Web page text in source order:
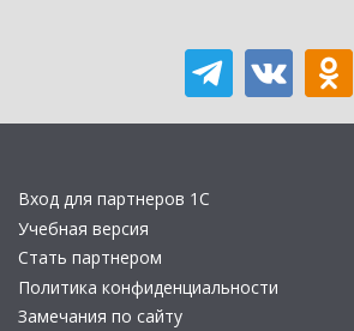
Вход для партнеров 1С
Учебная версия
Стать партнером
Политика конфиденциальности
Замечания по сайту